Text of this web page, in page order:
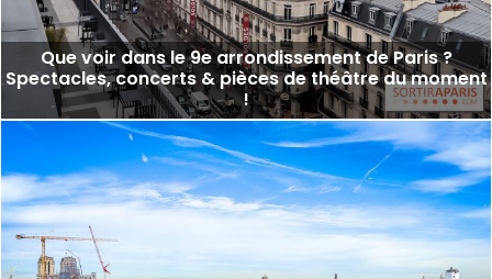
Que voir dans le 9e arrondissement de Paris ?
Spectacles, concerts & pièces de théâtre du moment
!